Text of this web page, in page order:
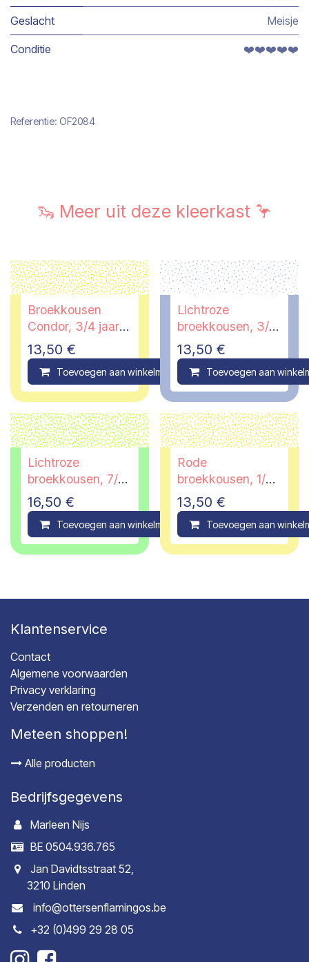
Geslacht Meisje
Conditie ❤️❤️❤️❤️❤️
Referentie: OF2084
🦦 Meer uit deze kleerkast 🦩
Broekkousen
Condor, 3/4 jaar,
schoenmaat
23/26
13,50 €
Toevoegen aan winkelmandje Compare
Lichtroze
broekkousen, 3/4
jaar, schoenmaat
23/26
13,50 €
Toevoegen aan
Lichtroze
broekkousen, 7/8
jaar, schoenmaat
32/35
16,50 €
Toevoegen aan winkelmandje Compare
Rode
broekkousen, 1/2
jaar, schoenmaat
19/22
13,50 €
Toevoegen aan
Klantenservice
Contact
Algemene voorwaarden
Privacy verklaring
Verzenden en retourneren
Meteen shoppen!
Alle producten
Bedrijfsgegevens
Marleen Nijs
BE 0504.936.765
Jan Davidtsstraat 52,
3210 Linden
info@ottersenflamingos.be
+32 (0)499 29 28 05